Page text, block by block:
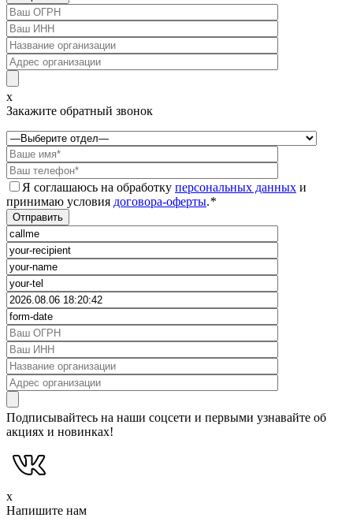
x
Закажите обратный звонок
Я соглашаюсь на обработку персональных данных и
принимаю условия договора-оферты.*
Подписывайтесь на наши соцсети и первыми узнавайте об
акциях и новинках!
x
Напишите нам